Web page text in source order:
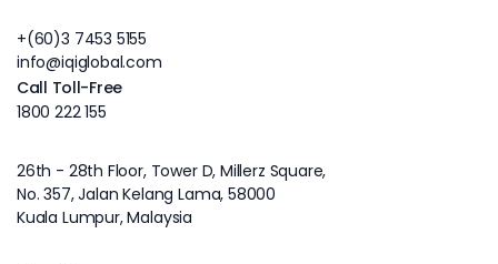
+(60)3 7453 5155
info@iqiglobal.com
Call Toll-Free
1800 222 155
26th - 28th Floor, Tower D, Millerz Square,
No. 357, Jalan Kelang Lama, 58000
Kuala Lumpur, Malaysia